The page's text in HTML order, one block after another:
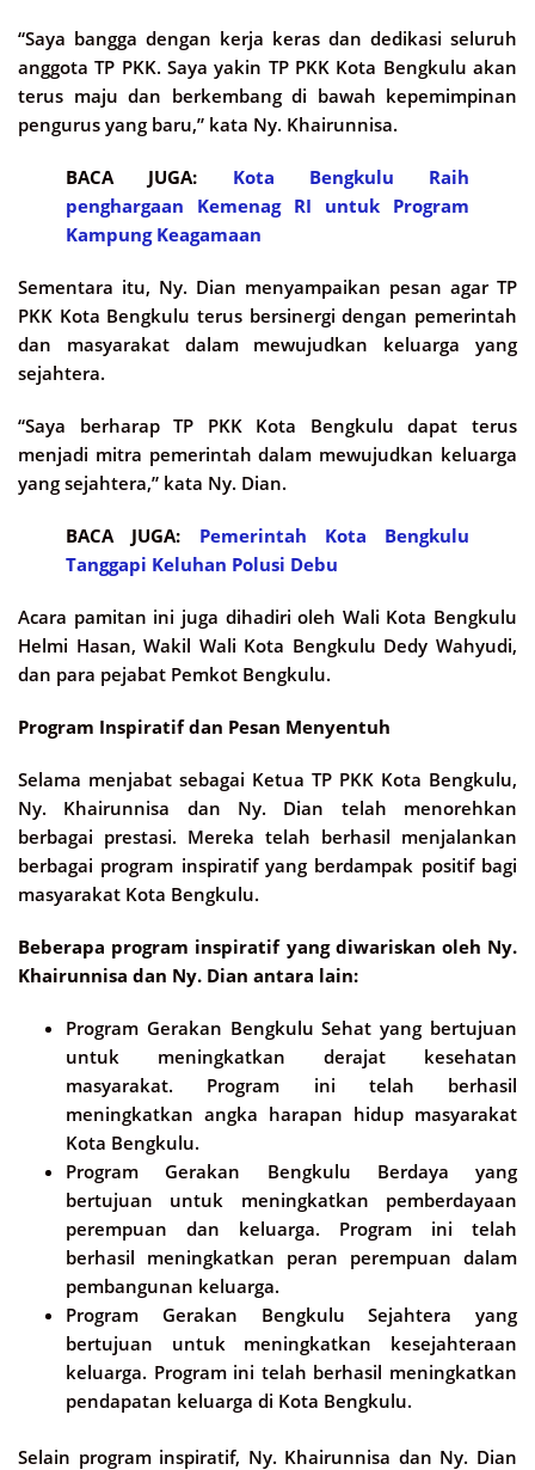
“Saya bangga dengan kerja keras dan dedikasi seluruh
anggota TP PKK. Saya yakin TP PKK Kota Bengkulu akan
terus maju dan berkembang di bawah kepemimpinan
pengurus yang baru,” kata Ny. Khairunnisa.
BACA JUGA: Kota Bengkulu Raih
penghargaan Kemenag RI untuk Program
Kampung Keagamaan
Sementara itu, Ny. Dian menyampaikan pesan agar TP
PKK Kota Bengkulu terus bersinergi dengan pemerintah
dan masyarakat dalam mewujudkan keluarga yang
sejahtera.
“Saya berharap TP PKK Kota Bengkulu dapat terus
menjadi mitra pemerintah dalam mewujudkan keluarga
yang sejahtera,” kata Ny. Dian.
BACA JUGA: Pemerintah Kota Bengkulu
Tanggapi Keluhan Polusi Debu
Acara pamitan ini juga dihadiri oleh Wali Kota Bengkulu
Helmi Hasan, Wakil Wali Kota Bengkulu Dedy Wahyudi,
dan para pejabat Pemkot Bengkulu.
Program Inspiratif dan Pesan Menyentuh
Selama menjabat sebagai Ketua TP PKK Kota Bengkulu,
Ny. Khairunnisa dan Ny. Dian telah menorehkan
berbagai prestasi. Mereka telah berhasil menjalankan
berbagai program inspiratif yang berdampak positif bagi
masyarakat Kota Bengkulu.
Beberapa program inspiratif yang diwariskan oleh Ny.
Khairunnisa dan Ny. Dian antara lain:
Program Gerakan Bengkulu Sehat yang bertujuan
untuk meningkatkan derajat kesehatan
masyarakat. Program ini telah berhasil
meningkatkan angka harapan hidup masyarakat
Kota Bengkulu.
Program Gerakan Bengkulu Berdaya yang
bertujuan untuk meningkatkan pemberdayaan
perempuan dan keluarga. Program ini telah
berhasil meningkatkan peran perempuan dalam
pembangunan keluarga.
Program Gerakan Bengkulu Sejahtera yang
bertujuan untuk meningkatkan kesejahteraan
keluarga. Program ini telah berhasil meningkatkan
pendapatan keluarga di Kota Bengkulu.
Selain program inspiratif, Ny. Khairunnisa dan Ny. Dian